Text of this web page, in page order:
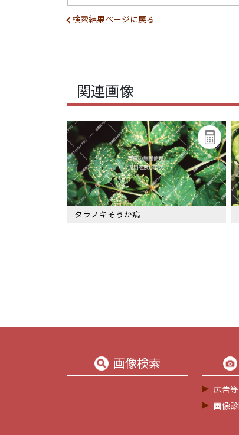
検索結果ページに戻る
関連画像
タラノキそうか病
画像検索
広告
画像